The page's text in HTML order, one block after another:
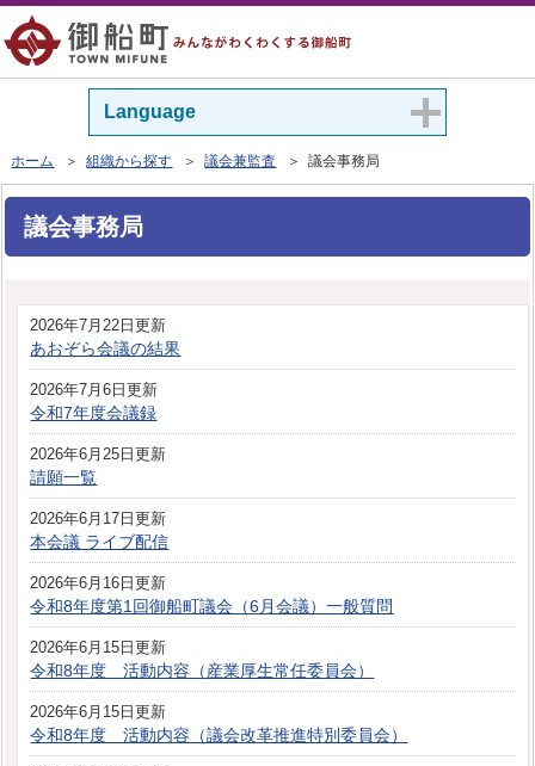
Language
ホーム ＞組織から探す ＞議会兼監査 ＞ 議会事務局
議会事務局
2026年7月22日更新
あおぞら会議の結果
2026年7月6日更新
令和7年度会議録
2026年6月25日更新
請願一覧
2026年6月17日更新
本会議 ライブ配信
2026年6月16日更新
令和8年度第1回御船町議会（6月会議）一般質問
2026年6月15日更新
令和8年度 活動内容（産業厚生常任委員会）
2026年6月15日更新
令和8年度 活動内容（議会改革推進特別委員会）